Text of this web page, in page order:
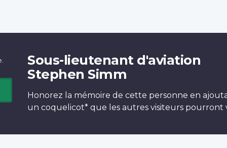
Sous-lieutenant d'aviation
Stephen Simm
Honorez la mémoire de cette personne en
un coquelicot* que les autres visiteurs pourront